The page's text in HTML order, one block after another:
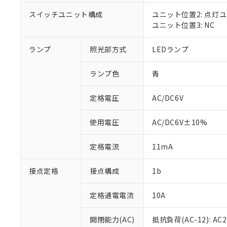
スイッチユニット構成
ユニット位置2: 点灯
ユニット位置3: NC
ランプ 照光部方式 LEDランプ
ランプ色 青
定格電圧 AC/DC6V
使用電圧 AC/DC6V±10%
定格電流 11mA
接点定格 接点構成 1b
定格通電電流 10A
開閉能力(AC)
抵抗負荷(AC-12):
ご利用条件
本サービス
くものです。
当社制御機
在庫状況お
当社販売員
在庫状況お
ている必要
対応済み：EU
対応予定：EU
対応予定なし：
非該当品：ライセ
仕入先様の事情に
*EU RoHS指令（10物質
鉛(Pb) 1000ppm以下、
六価クロム(Cr(Ⅵ))
フタル酸ビス(2-エチル
ル（DBP） 1000ppm
但し、RoHS指令で産業
フタル酸エステル類の
※2 対応予定月
部品在庫の切り替
※1 中国
「×」：最大均質
「－」：未確認で
Pb(鉛) :1000ppm、 Hg(
DEHP(フタル酸ビス(2-
「ｅ」：有害物質
「10」：通常の使
味します。
当社は、こ
う）を輸出
などの必要
当社は規制
たしません。
記
号
○ 一定数
△ 一定数
－
在庫な
空
受注生